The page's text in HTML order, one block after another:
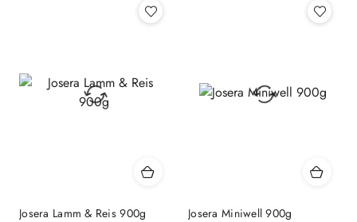
Josera Lamm & Reis 900g Josera Miniwell 900g